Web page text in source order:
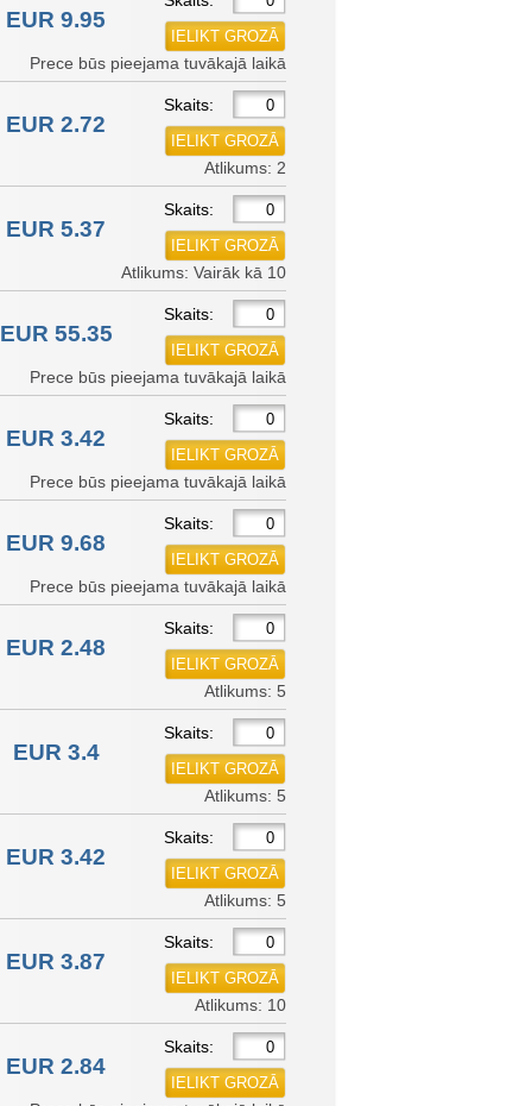
EUR 9.95
Prece būs pieejama tuvākajā laikā
EUR 2.72
Skaits:
Atlikums: 2
EUR 5.37
Skaits:
Atlikums: Vairāk kā 10
EUR 55.35
Skaits:
Prece būs pieejama tuvākajā laikā
EUR 3.42
Skaits:
Prece būs pieejama tuvākajā laikā
EUR 9.68
Skaits:
Prece būs pieejama tuvākajā laikā
EUR 2.48
Skaits:
Atlikums: 5
EUR 3.4
Skaits:
Atlikums: 5
EUR 3.42
Skaits:
Atlikums: 5
EUR 3.87
Skaits:
Atlikums: 10
EUR 2.84
Skaits: